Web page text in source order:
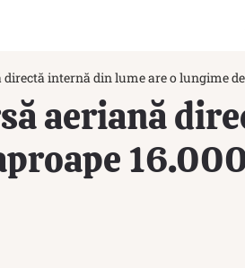
internă din lume are o lungime
aeriană